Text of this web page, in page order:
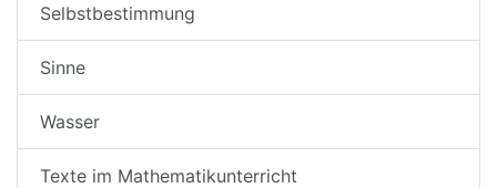
Selbstbestimmung
Sinne
Wasser
Texte im Mathematikunterricht